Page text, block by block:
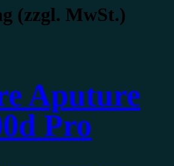
(zzgl. MwSt.)
Aputure
Pro